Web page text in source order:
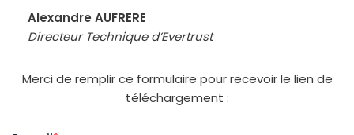
Alexandre AUFRERE
Directeur Technique d’Evertrust
Merci de rem­plir ce for­mu­laire pour rece­voir le lien de
télé­char­ge­ment :